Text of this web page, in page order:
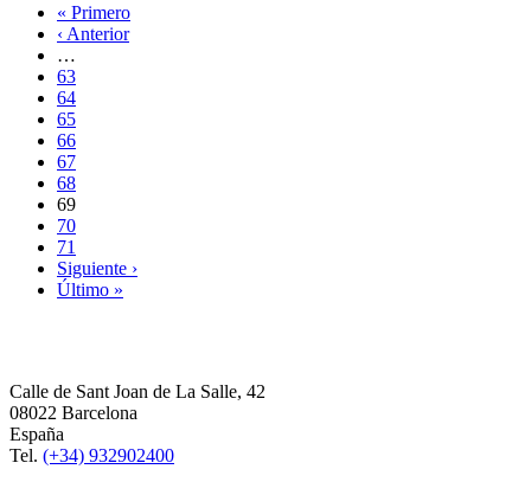
« Primero
‹ Anterior
…
63
64
65
66
67
68
69
70
71
Siguiente ›
Último »
Calle de Sant Joan de La Salle, 42
08022 Barcelona
España
Tel. (+34) 932902400